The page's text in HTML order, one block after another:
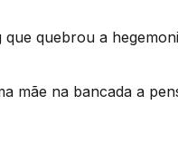
quebrou a
mãe na bancada a